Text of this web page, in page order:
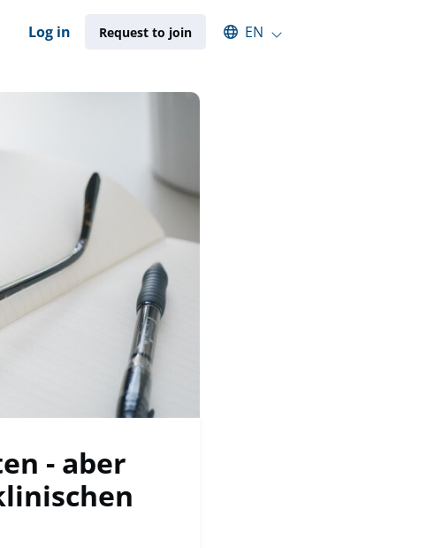
Log in Request to join Select an available language
EN
- aber